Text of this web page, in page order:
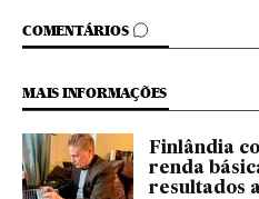
COMENTÁRIOS
COMENTÁRIOS
MAIS INFORMAÇÕES
Finlândia
renda
resultados